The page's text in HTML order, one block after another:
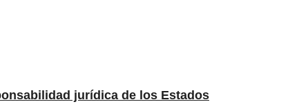
jurídica de los Estados